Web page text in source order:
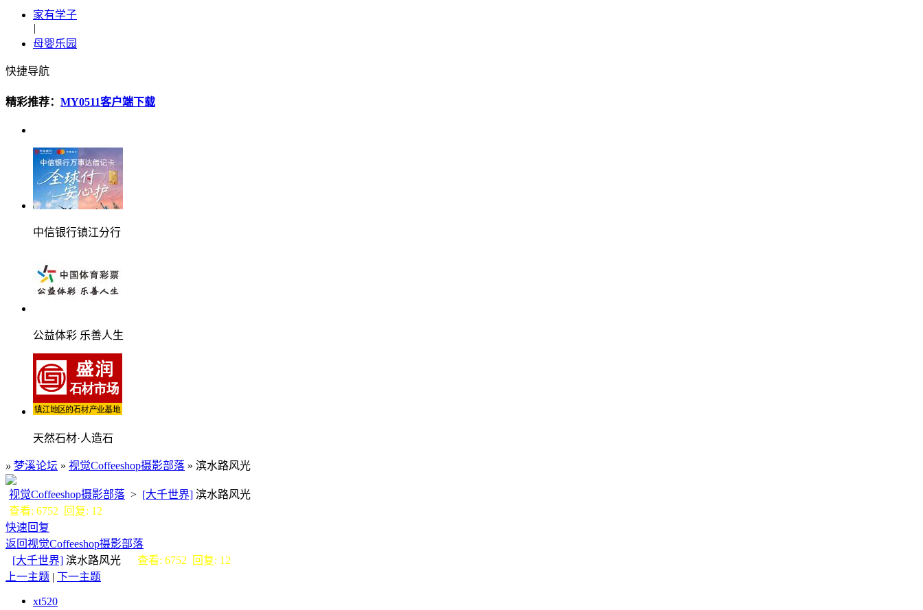
家有学子
|
母婴乐园
快捷导航
精彩推荐： MY0511客户端下载
中信银行镇江分行
公益体彩 乐善人生
天然石材·人造石
» 梦溪论坛 » 视觉Coffeeshop摄影部落 » 滨水路风光
视觉Coffeeshop摄影部落 > [大千世界] 滨水路风光
查看: 6752 回复: 12
快速回复
返回视觉Coffeeshop摄影部落
[大千世界] 滨水路风光 查看: 6752 回复: 12
上一主题 | 下一主题
xt520